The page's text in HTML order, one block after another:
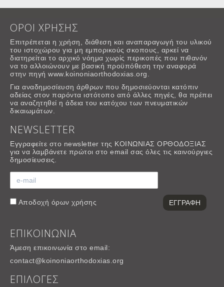
ΟΡΟΙ ΧΡΗΣΗΣ
Επιτρέπεται η χρήση, διάθεση και αναπαραγωγή του υλικού
του ιστοχώρου για μη εμπορικούς σκοπους, αρκεί να
διατηρείται το αρχικό νόημα χωρίς περικοπές που πιθανόν
να το αλλοιώνουν με βασική προϋπόθεση την αναφορά
στην πηγή www.koinoniaorthodoxias.org.
Για αναδημοσίευση άρθρων που δημοσιεύονται κατόπιν
αδείας στον παρόντα ιστότοπο από άλλες πηγές, θα πρέπει
να αναζητηθεί η άδεια του κατόχου των πνευματικών
δικαιωμάτων.
NEWSLETTER
Εγγραφείτε στο newsletter της ΚΟΙΝΩΝΙΑΣ ΟΡΘΟΔΟΞΙΑΣ
για να λαμβάνετε πρώτοι στο email σας όλες τις καινούργιες
δημοσίευσεις.
Αποδοχή όρων χρήσης
ΕΠΙΚΟΙΝΩΝΙΑ
Άμεση επικοινωνία στο email:
contact@koinoniaorthodoxias.org
ΕΠΙΛΟΓΕΣ